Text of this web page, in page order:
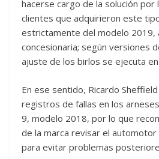
hacerse cargo de la solución por
clientes que adquirieron este
estrictamente del modelo 2019,
concesionaria; según versiones
ajuste de los birlos se ejecuta
En ese sentido, Ricardo
registros de fallas en los
9, modelo 2018, por lo que
de la marca revisar el automotor
para evitar problemas